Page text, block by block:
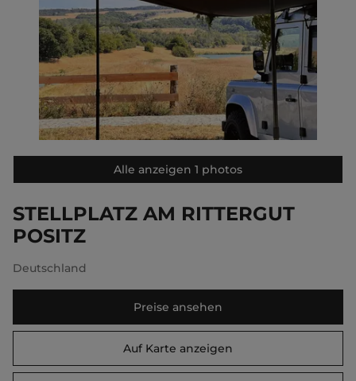
Alle anzeigen 1 photos
STELLPLATZ AM RITTERGUT
POSITZ
Deutschland
Preise ansehen
Auf Karte anzeigen